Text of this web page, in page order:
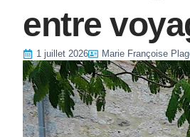
entre
1 juillet 2026 Marie Françoise